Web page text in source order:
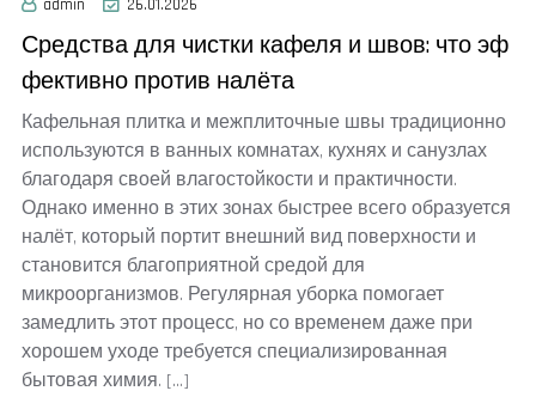
admin 26.01.2026
Средства для чистки кафеля и швов: что эф
фективно против налёта
Кафельная плитка и межплиточные швы традиционно
используются в ванных комнатах, кухнях и санузлах
благодаря своей влагостойкости и практичности.
Однако именно в этих зонах быстрее всего образуется
налёт, который портит внешний вид поверхности и
становится благоприятной средой для
микроорганизмов. Регулярная уборка помогает
замедлить этот процесс, но со временем даже при
хорошем уходе требуется специализированная
бытовая химия. […]